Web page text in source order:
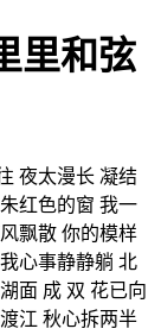
里和弦
夜太漫长 凝结
红色的窗 我一
飘散 你的模样
心事静静躺 北
面 成 双 花已向
江 秋心拆两半